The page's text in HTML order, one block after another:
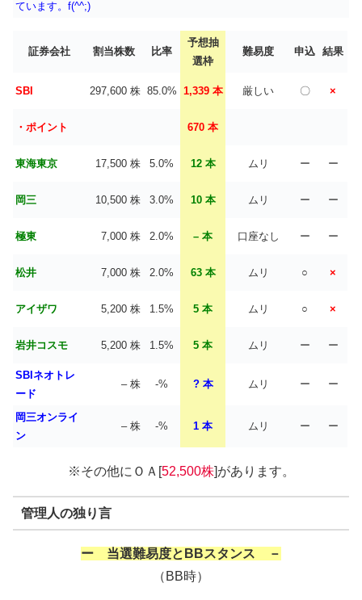
ています。f(^^;)
証券会社 割当株数 比率
予想抽
選枠
難易度 申込 結果
SBI 297,600 株 85.0% 1,339 本 厳しい 〇 ×
・ポイント 670 本
東海東京 17,500 株 5.0% 12 本 ムリ ー ー
岡三 10,500 株 3.0% 10 本 ムリ ー ー
極東 7,000 株 2.0% – 本 口座なし ー ー
松井 7,000 株 2.0% 63 本 ムリ ○ ×
アイザワ 5,200 株 1.5% 5 本 ムリ ○ ×
岩井コスモ 5,200 株 1.5% 5 本 ムリ ー ー
SBIネオトレ
ード
– 株 -% ? 本 ムリ ー ー
岡三オンライ
ン
– 株 -% 1 本 ムリ ー ー
※その他にＯＡ[52,500株]があります。
管理人の独り言
ー 当選難易度とBBスタンス －
（BB時）